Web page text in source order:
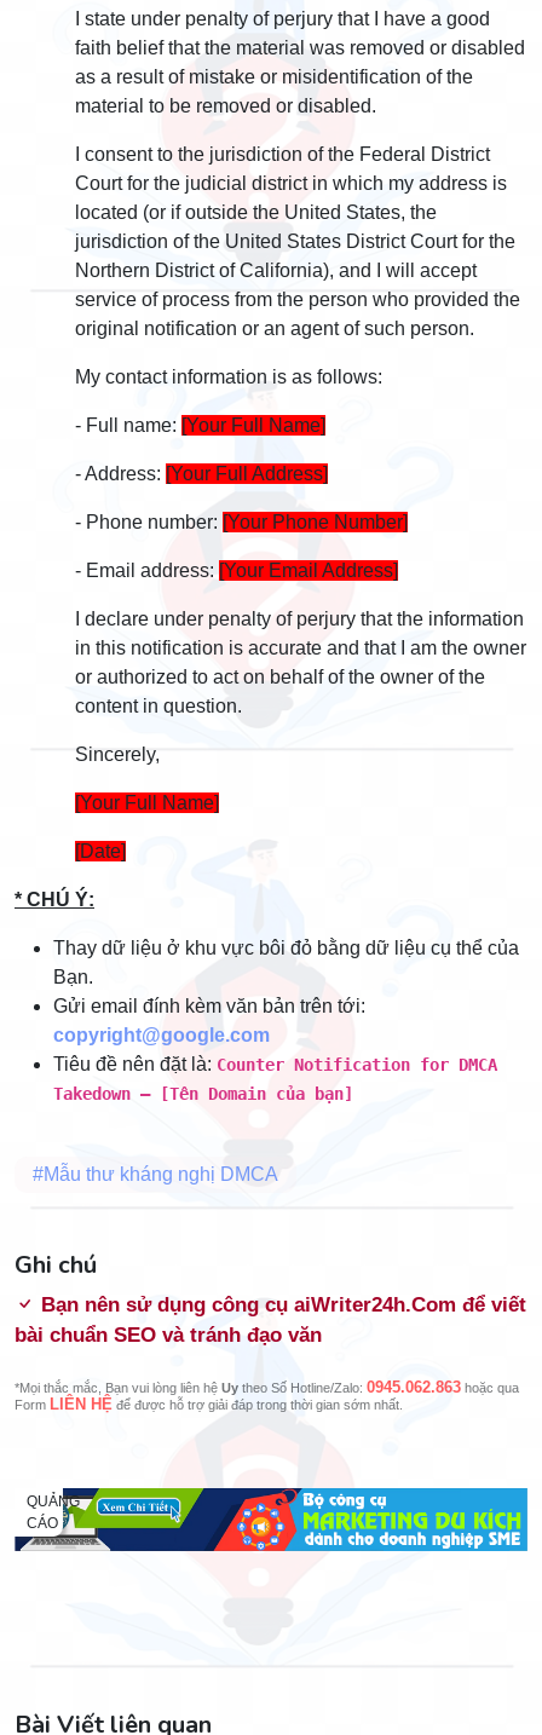
I state under penalty of perjury that I have a good
faith belief that the material was removed or disabled
as a result of mistake or misidentification of the
material to be removed or disabled.
I consent to the jurisdiction of the Federal District
Court for the judicial district in which my address is
located (or if outside the United States, the
jurisdiction of the United States District Court for the
Northern District of California), and I will accept
service of process from the person who provided the
original notification or an agent of such person.
My contact information is as follows:
- Full name: [Your Full Name]
- Address: [Your Full Address]
- Phone number: [Your Phone Number]
- Email address: [Your Email Address]
I declare under penalty of perjury that the information
in this notification is accurate and that I am the owner
or authorized to act on behalf of the owner of the
content in question.
Sincerely,
[Your Full Name]
[Date]
* CHÚ Ý:
Thay dữ liệu ở khu vực bôi đỏ bằng dữ liệu cụ thể của
Bạn.
Gửi email đính kèm văn bản trên tới:
copyright@google.com
Tiêu đề nên đặt là: Counter Notification for DMCA
Takedown – [Tên Domain của bạn]
#Mẫu thư kháng nghị DMCA
Ghi chú
Bạn nên sử dụng công cụ aiWriter24h.Com để viết
bài chuẩn SEO và tránh đạo văn
*Mọi thắc mắc, Bạn vui lòng liên hệ Uy theo Số Hotline/Zalo: 0945.062.863 hoặc qua
Form LIÊN HỆ để được hỗ trợ giải đáp trong thời gian sớm nhất.
QUẢNG
CÁO
Bài Viết liên quan